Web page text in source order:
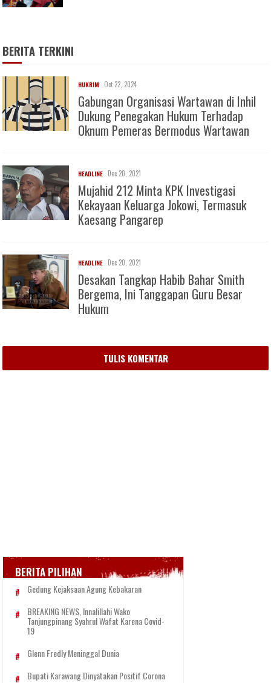
BERITA TERKINI
HUKRIM Oct 22, 2024
Gabungan Organisasi Wartawan di Inhil
Dukung Penegakan Hukum Terhadap
Oknum Pemeras Bermodus Wartawan
HEADLINE Dec 20, 2021
Mujahid 212 Minta KPK Investigasi
Kekayaan Keluarga Jokowi, Termasuk
Kaesang Pangarep
HEADLINE Dec 20, 2021
Desakan Tangkap Habib Bahar Smith
Bergema, Ini Tanggapan Guru Besar
Hukum
TULIS KOMENTAR
BERITA PILIHAN
Gedung Kejaksaan Agung Kebakaran
BREAKING NEWS, Innalillahi Wako
Tanjungpinang Syahrul Wafat Karena Covid-
19
Glenn Fredly Meninggal Dunia
Bupati Karawang Dinyatakan Positif Corona